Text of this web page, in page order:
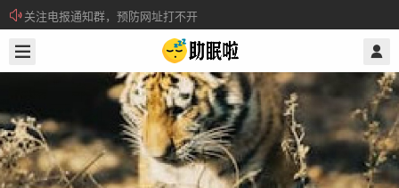
关注电报通知群，预防网址打不开
所有注册用户记得每日来签到领取积分。
@ 助眠啦